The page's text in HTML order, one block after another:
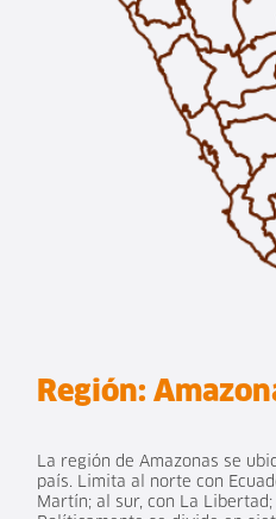
Región:
La región de Amazonas se
país. Limita al norte con
Martín; al sur, con La